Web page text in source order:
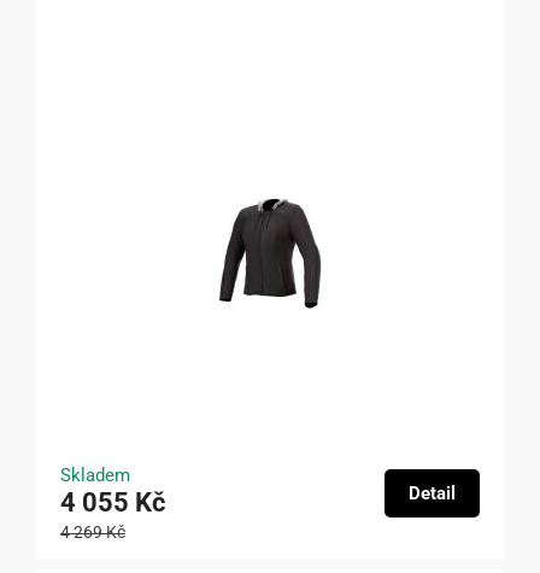
Skladem
4 055 Kč
4 269 Kč
Detail